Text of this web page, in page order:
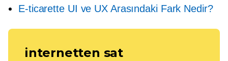
E-ticarette UI ve UX Arasındaki Fark Nedir?
internetten sat